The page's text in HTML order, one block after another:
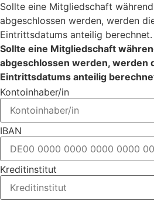
Sollte eine Mitgliedschaft
abgeschlossen werden, werden
Eintrittsdatums anteilig berechnet.
Sollte eine Mitgliedschaft
abgeschlossen werden, werden
Eintrittsdatums anteilig
Kontoinhaber/in
IBAN
Kreditinstitut